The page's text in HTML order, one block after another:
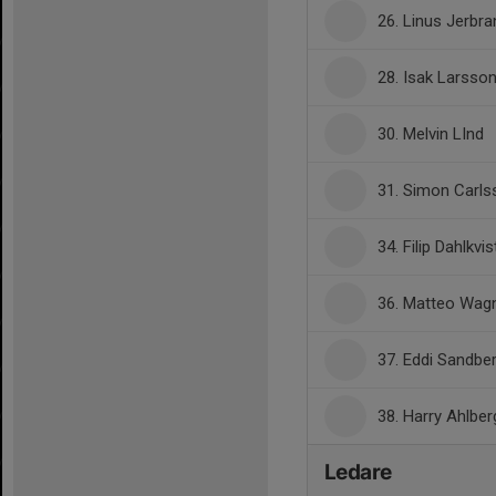
26. Linus
28. Isak Larsson
30. Melvin LInd
31. Simon
34. Filip
36. Matteo
37. Eddi
38. Harry
Ledare